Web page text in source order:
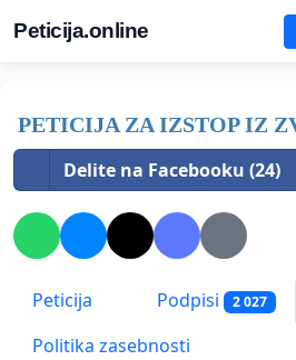
Peticija.online
PETICIJA ZA IZSTOP IZ
Delite na Facebooku (24)
Peticija Podpisi 2 027
Politika zasebnosti